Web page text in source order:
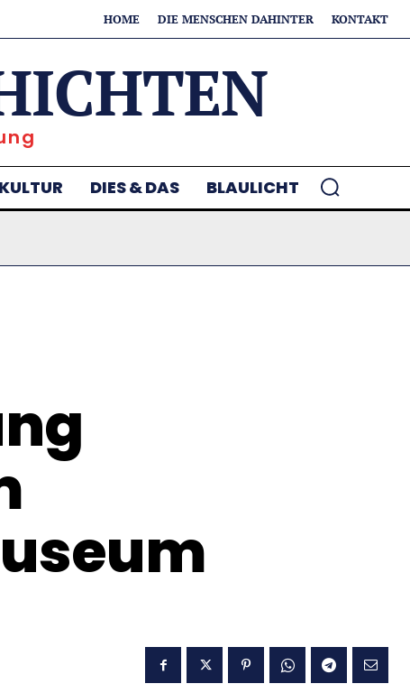
HOME DIE MENSCHEN DAHINTER KONTAKT
KULTUR DIES & DAS BLAULICHT